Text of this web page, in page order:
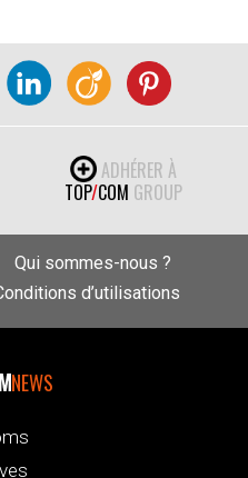
ADHÉRER À
TOP/COM GROUP
Qui sommes-nous ?
d’utilisations
NEWS